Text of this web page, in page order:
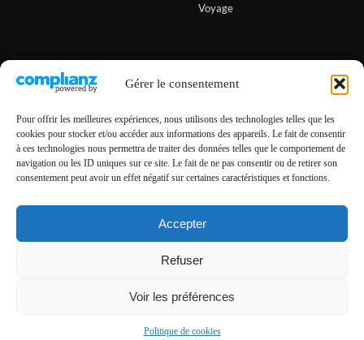
Gérer le consentement
Pour offrir les meilleures expériences, nous utilisons des technologies telles que les
cookies pour stocker et/ou accéder aux informations des appareils. Le fait de consentir
à ces technologies nous permettra de traiter des données telles que le comportement de
navigation ou les ID uniques sur ce site. Le fait de ne pas consentir ou de retirer son
consentement peut avoir un effet négatif sur certaines caractéristiques et fonctions.
Accepter
Refuser
Voir les préférences
Politique de cookies
Voyage
Informations
A propos de Hiona
Contact
Conditions générales
Politique de cookies (UE)
Mentions légales